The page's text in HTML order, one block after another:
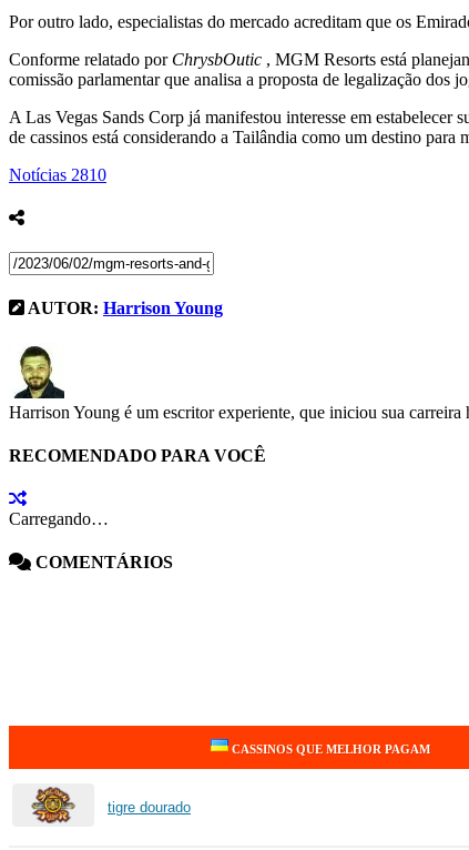
Por outro lado, especialistas do mercado acreditam que os
Conforme relatado por ChrysbOutic , MGM Resorts está
comissão parlamentar que analisa a proposta de legalização dos
A Las Vegas Sands Corp já manifestou interesse em
de cassinos está considerando a Tailândia como um destino para
Notícias 2810
AUTOR: Harrison Young
Harrison Young é um escritor experiente, que iniciou sua
RECOMENDADO PARA VOCÊ
Carregando…
COMENTÁRIOS
CASSINOS QUE MELHOR PAGAM
tigre dourado